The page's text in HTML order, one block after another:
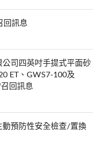
回訊息
司四英吋手提式平面砂
ET、GWS7-100及
回訊息
預防性安全檢查/置換